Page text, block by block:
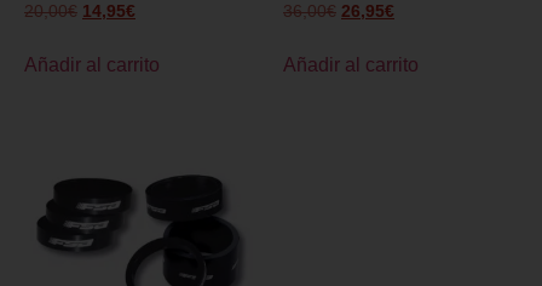
20,00€ 14,95€
Añadir al carrito
36,00€ 26,95€
Añadir al carrito